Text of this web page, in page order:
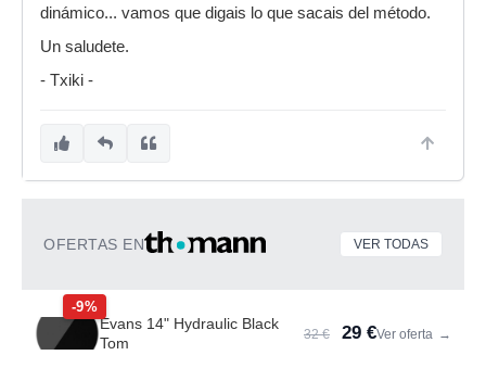
dinámico... vamos que digais lo que sacais del método.
Un saludete.
- Txiki -
OFERTAS EN VER TODAS
-9%
Evans 14" Hydraulic Black
Tom
32 € 29 €Ver oferta →